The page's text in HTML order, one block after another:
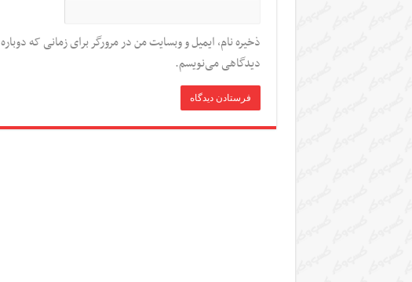
ذخیره نام، ایمیل و وبسایت من در مرورگر برای زمانی که دوباره
دیدگاهی می‌نویسم.